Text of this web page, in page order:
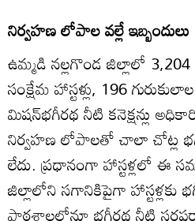
నిర్వహణ లోపాల వల్లే ఇబ్బందులు
ఉమ్మడి నల్లగొండ జిల్లాలో
సంక్షేమ హాస్టళ్లు, 196
మిషన్‌భగీరథ నీటి కనెక్షన్లు
నిర్వహణ లోపాలతో చాలా చోట్ల
లేదు. ప్రధానంగా హాస్టళ్లలో ఈ
జిల్లాలోని సగానికిపైగా హాస్టళ్లకు
పాఠశాలల్లోనూ భగీరథ నీటి